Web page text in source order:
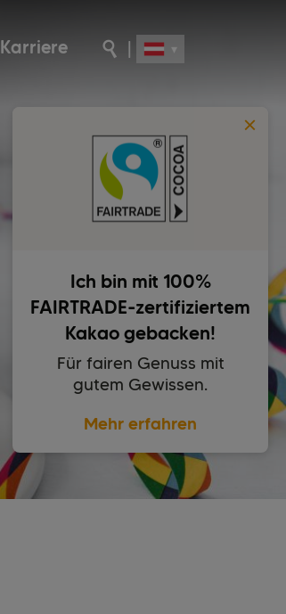
Karriere
Ich bin mit 100%
FAIRTRADE-zertifiziertem
Kakao gebacken!
Für fairen Genuss mit
gutem Gewissen.
Mehr erfahren